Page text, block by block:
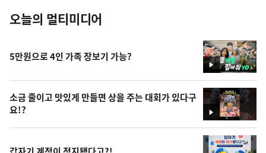
오늘의 멀티미디어
영
상
5만원으로 4인 가족 장보기 가능?
영
상
소금 줄이고 맛있게 만들면 상을 주는 대회가 있다구
요!?